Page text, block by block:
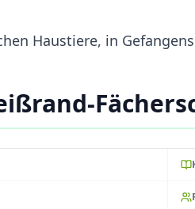
Haustiere, in